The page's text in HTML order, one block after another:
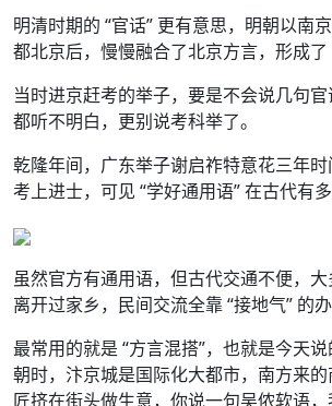
明清时期的 “官话” 更有意思，明朝以南
都北京后，慢慢融合了北京方言，形成了
当时进京赶考的举子，要是不会说几句
都听不明白，更别说考科举了。
乾隆年间，广东举子谢启祚特意花三年
考上进士，可见 “学好通用语” 在古代有多
虽然官方有通用语，但古代交通不便，
离开过家乡，民间交流全靠 “接地气” 的办
最常用的就是 “方言混搭”，也就是今天
朝时，汴京城是国际化大都市，南方来
匠挤在街头做生意，你说一句吴侬软语